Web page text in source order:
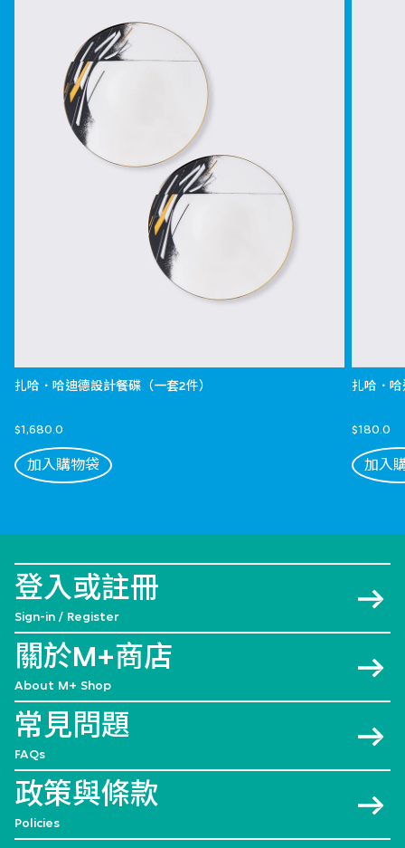
扎哈．哈迪德設計餐碟（一套2件）
$1,680.0
加入購物袋
扎哈．
$180.0
加入
登入或註冊
Sign-in / Register
關於M+商店
About M+ Shop
常見問題
FAQs
政策與條款
Policies